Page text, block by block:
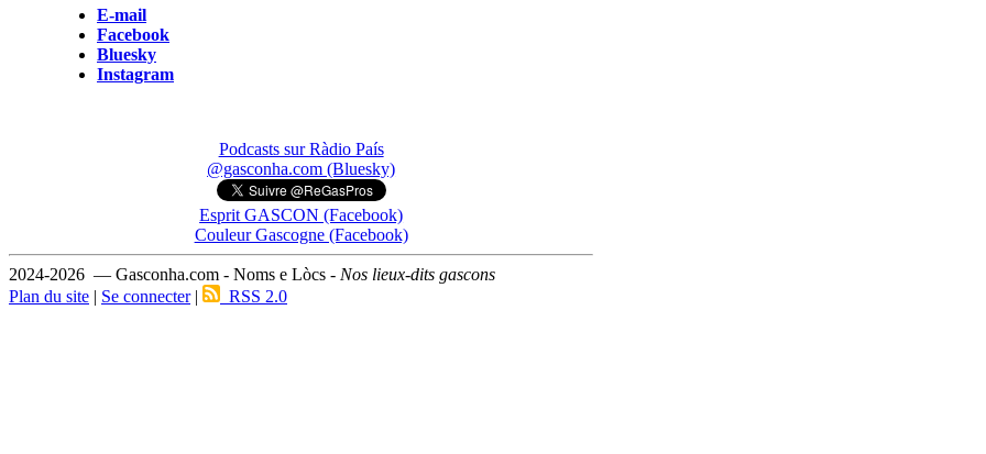
E-mail
Facebook
Bluesky
Instagram
Podcasts sur Ràdio País
@gasconha.com (Bluesky)
Esprit GASCON (Facebook)
Couleur Gascogne (Facebook)
2024-2026 — Gasconha.com - Noms e Lòcs - Nos lieux-dits gascons
Plan du site | Se connecter| RSS 2.0